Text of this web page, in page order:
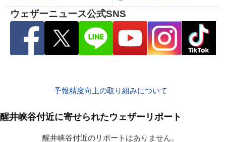
ウェザーニュース公式SNS
予報精度向上の取り組みについて
醒井峡谷付近に寄せられたウェザーリポート
醒井峡谷付近のリポートはありません。